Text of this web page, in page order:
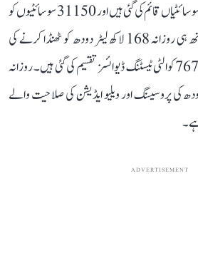
پر 36283 نئی ڈیری کوآپریٹو سوسائٹیاں قائم کی گئی ہیں اور 31150 سوسائٹیوں کو
مضبوط کیا گیا ہے۔ اس کے ساتھ ہی روزانہ 168 لاکھ لیٹر دودھ کو ٹھنڈا کرنے کی
صلاحیت تیار کی گئی ہے اور 76748 کوالٹی ٹیسٹنگ ڈیوائسز تقسیم کی گئی ہیں۔ روزانہ
لاکھ لیٹر دودھ کی پروسیسنگ اور ویلیو ایڈیشن کی صلاحیت والے
ADVERTISEMENT